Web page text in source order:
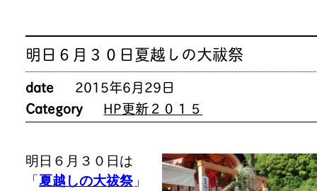
明日６月３０日夏越しの大祓祭
date
2015年6月29日
Category
HP更新２０１５
明日６月３０日は
「夏越しの大祓祭」